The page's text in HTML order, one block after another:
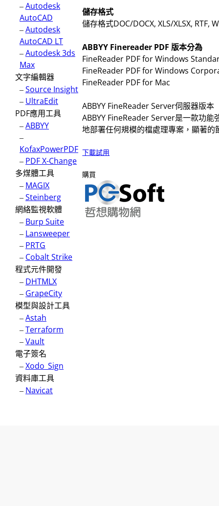
–Autodesk
AutoCAD
–Autodesk
AutoCAD LT
–Autodesk 3ds
Max
文字編輯器
–Source Insight
– UltraEdit
PDF應用工具
–ABBYY
–
KofaxPowerPDF
– PDF X-Change
多煤體工具
– MAGIX
–Steinberg
網絡監視軟體
– Burp Suite
– Lansweeper
– PRTG
– Cobalt Strike
程式元件開發
– DHTMLX
– GrapeCity
模型與設計工具
–Astah
–Terraform
–Vault
電子簽名
–Xodo_Sign
資料庫工具
– Navicat
儲存格式
儲存格式DOC/DOCX, XLS/XLSX, RTF,
ABBYY Finereader PDF 版本分為
FineReader PDF for Windows
FineReader PDF for Windows
FineReader PDF for Mac
ABBYY FineReader Server伺服器版本
ABBYY FineReader Server是一款功
地部署任何規模的檔處理專案，顯著
下載試用
購買